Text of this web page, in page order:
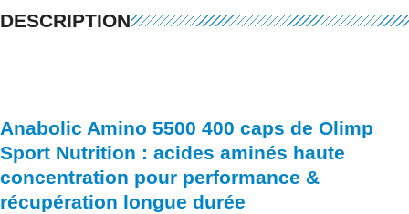
DESCRIPTION
Anabolic Amino 5500 400 caps de Olimp
Sport Nutrition : acides aminés haute
concentration pour performance &
récupération longue durée